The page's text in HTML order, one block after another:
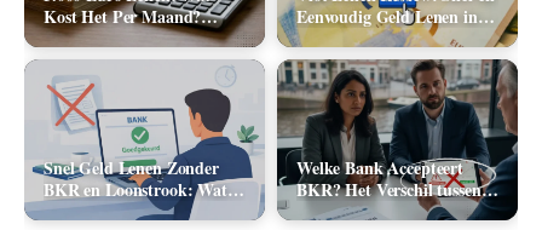
Kost Het Per Maand?
(Rente & Maandlasten
2026)
Eenvoudig Geld Lenen in
2026
Snel Geld Lenen Zonder
BKR en Loonstrook: Wat
Zijn Je Opties?
Welke Bank Accepteert
BKR? Het Verschil tussen
Positief en Negatief BKR